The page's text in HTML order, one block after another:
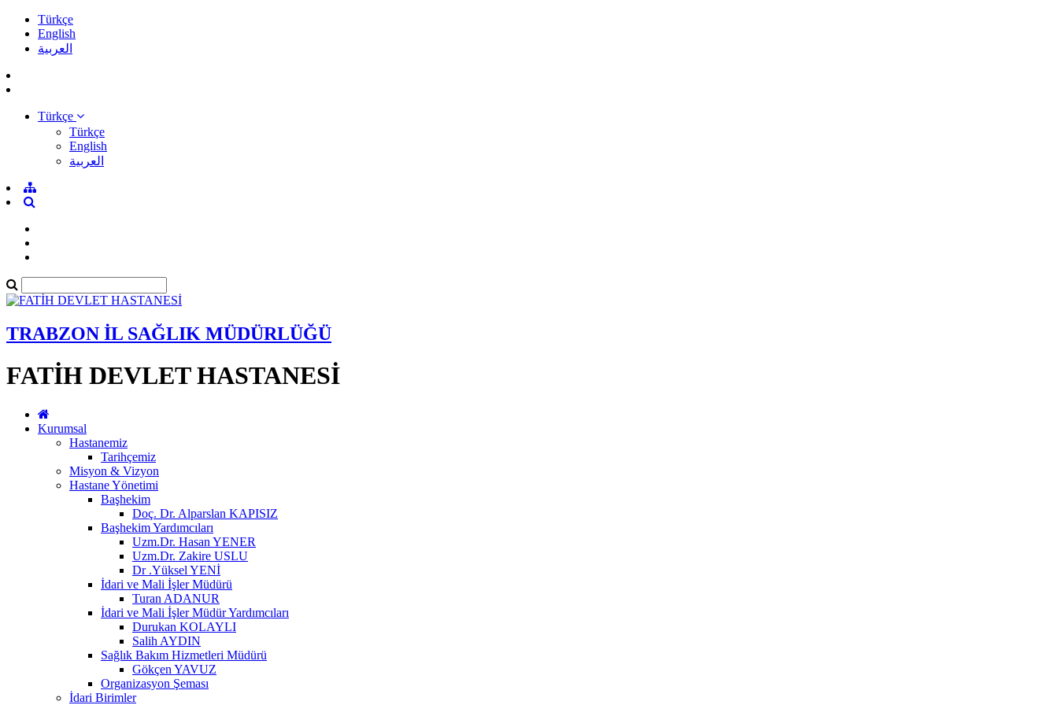
Türkçe
English
العربية
Türkçe
Türkçe
English
العربية
TRABZON İL SAĞLIK MÜDÜRLÜĞÜ
FATİH DEVLET HASTANESİ
Kurumsal
Hastanemiz
Tarihçemiz
Misyon & Vizyon
Hastane Yönetimi
Başhekim
Doç. Dr. Alparslan KAPISIZ
Başhekim Yardımcıları
Uzm.Dr. Hasan YENER
Uzm.Dr. Zakire USLU
Dr .Yüksel YENİ
İdari ve Mali İşler Müdürü
Turan ADANUR
İdari ve Mali İşler Müdür Yardımcıları
Durukan KOLAYLI
Salih AYDIN
Sağlık Bakım Hizmetleri Müdürü
Gökçen YAVUZ
Organizasyon Şeması
İdari Birimler